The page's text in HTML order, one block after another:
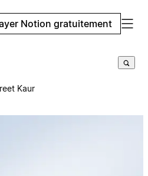
Notion gratuitement
Kaur